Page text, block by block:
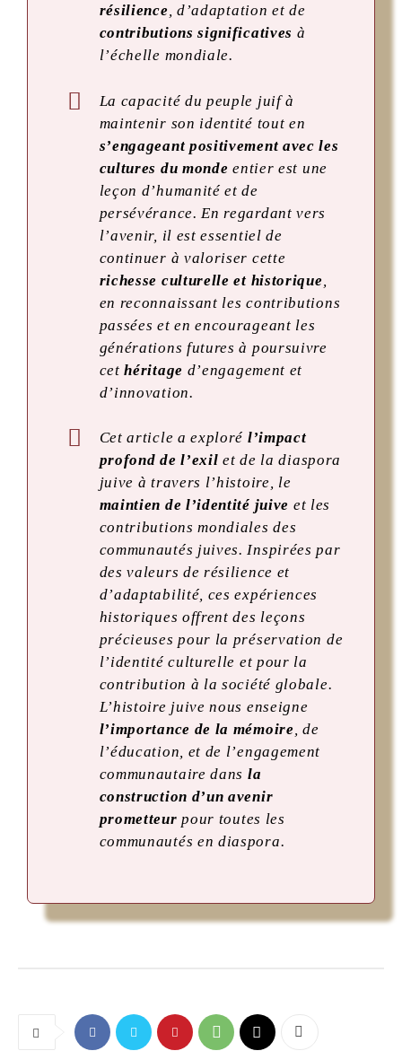
résilience, d’adaptation et de
contributions significatives à
l’échelle mondiale.
La capacité du peuple juif à
maintenir son identité tout en
s’engageant positivement avec les
cultures du monde entier est une
leçon d’humanité et de
persévérance. En regardant vers
l’avenir, il est essentiel de
continuer à valoriser cette
richesse culturelle et historique
en reconnaissant les contributions
passées et en encourageant les
générations futures à poursuivre
cethéritage d’engagement et
d’innovation.
Cet article a exploré l’impact
profond de l’exil et de la diaspora
juive à travers l’histoire, le
maintien de l’identité juive et les
contributions mondiales des
communautés juives. Inspirées par
des valeurs de résilience et
d’adaptabilité, ces expériences
historiques offrent des leçons
précieuses pour la préservation de
l’identité culturelle et pour la
contribution à la société globale.
L’histoire juive nous enseigne
l’importance de la mémoire, de
l’éducation, et de l’engagement
communautaire dans la
construction d’un avenir
prometteur pour toutes les
communautés en diaspora.